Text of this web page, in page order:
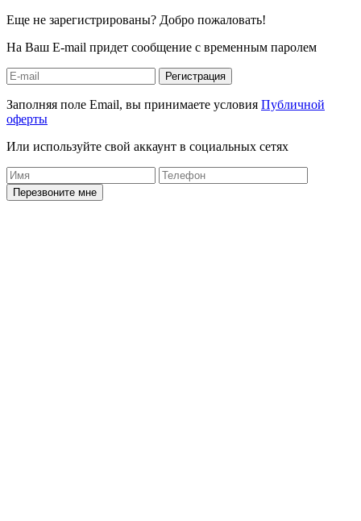
Еще не зарегистрированы? Добро пожаловать!
На Ваш E-mail придет сообщение с временным паролем
Регистрация
Заполняя поле Email, вы принимаете условия Публичной
оферты
Или используйте свой аккаунт в социальных сетях